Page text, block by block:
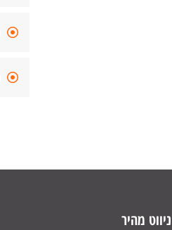
ניווט מהיר